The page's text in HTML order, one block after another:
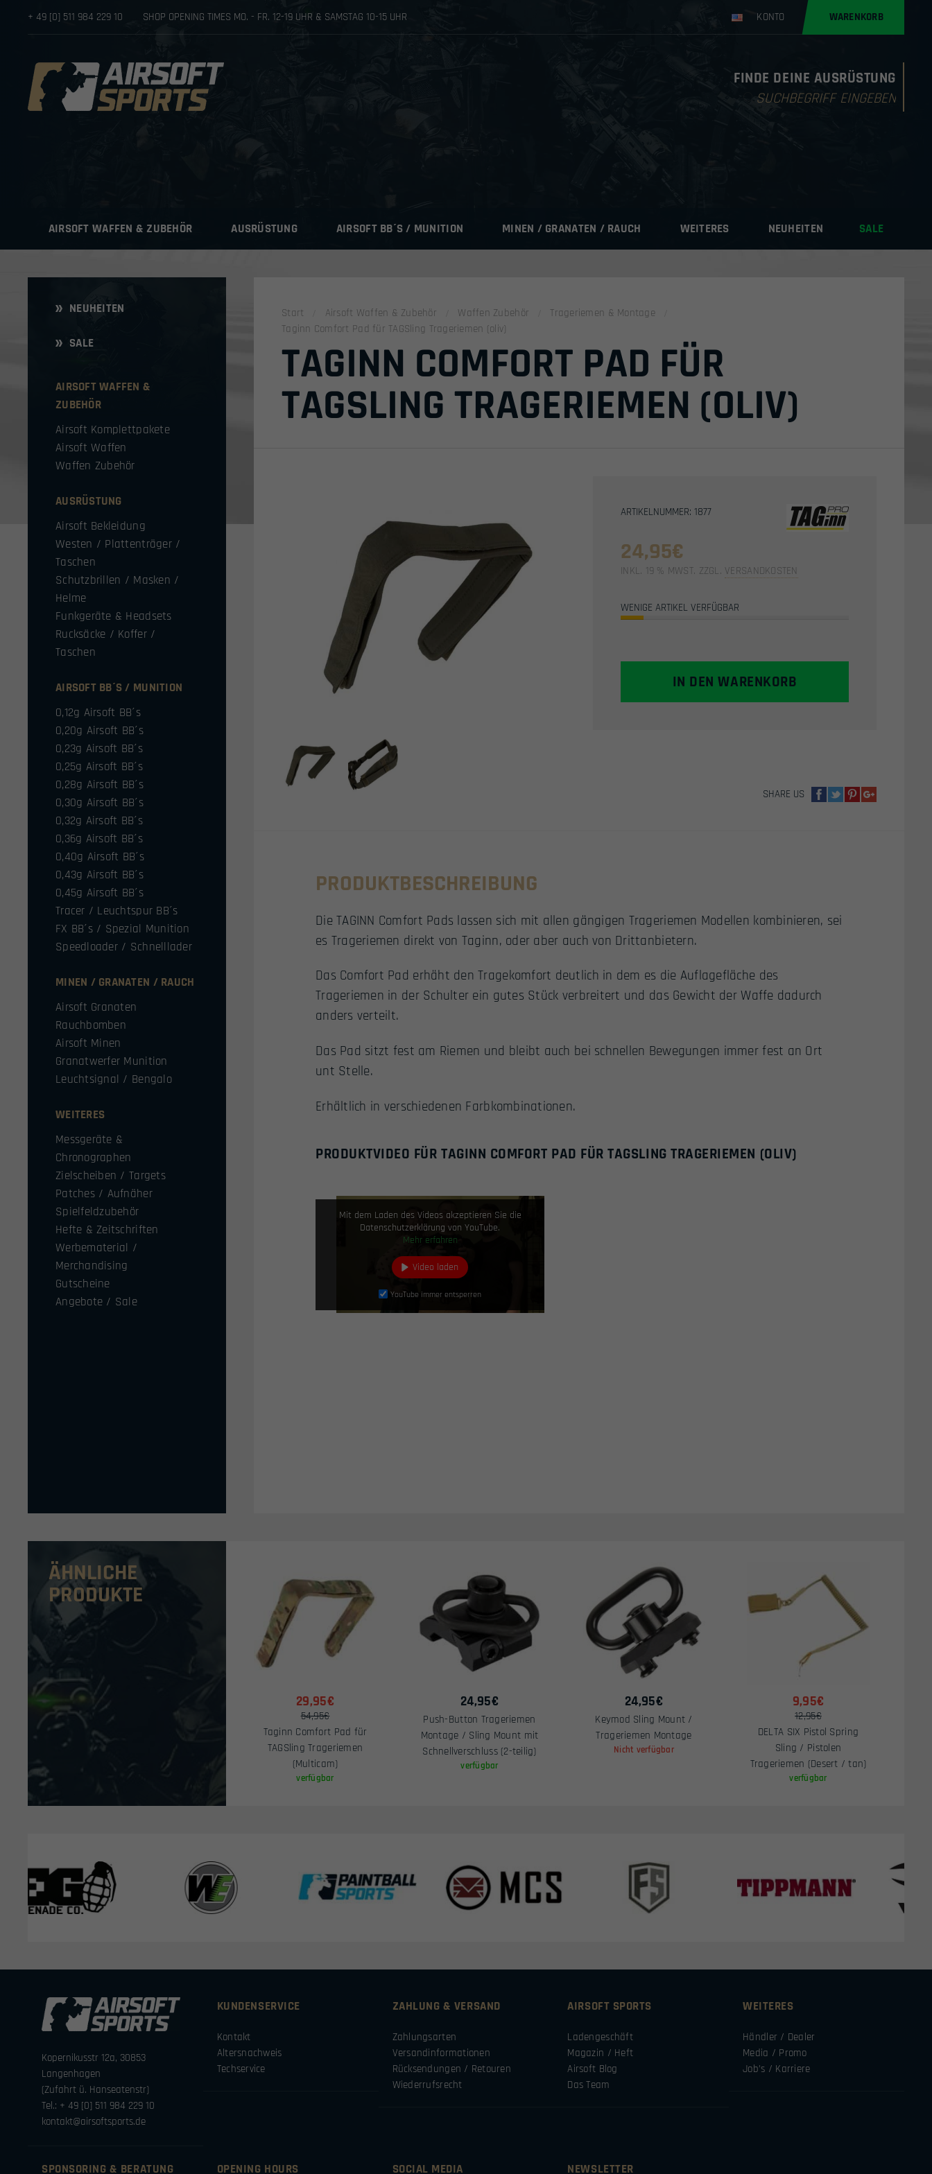
+ 49 [0] 511 984 229 10 SHOP OPENING TIMES MO. - FR. 12-19 UHR & SAMSTAG 10-15 UHR KONTO WARENKORB
FINDE DEINE AUSRÜSTUNG
Products
AIRSOFT WAFFEN & ZUBEHÖR AUSRÜSTUNG AIRSOFT BB´S / MUNITION MINEN / GRANATEN / RAUCH WEITERES NEUHEITEN SALE
NEUHEITEN
SALE
AIRSOFT WAFFEN &
ZUBEHÖR
Airsoft Komplettpakete
Airsoft Waffen
Waffen Zubehör
AUSRÜSTUNG
Airsoft Bekleidung
Westen / Plattenträger /
Taschen
Schutzbrillen / Masken /
Helme
Funkgeräte & Headsets
Rucksäcke / Koffer /
Taschen
AIRSOFT BB´S / MUNITION
0,12g Airsoft BB´s
0,20g Airsoft BB´s
0,23g Airsoft BB´s
0,25g Airsoft BB´s
0,28g Airsoft BB´s
0,30g Airsoft BB´s
0,32g Airsoft BB´s
0,36g Airsoft BB´s
0,40g Airsoft BB´s
0,43g Airsoft BB´s
0,45g Airsoft BB´s
Tracer / Leuchtspur BB´s
FX BB´s / Spezial Munition
Speedloader / Schnelllader
MINEN / GRANATEN / RAUCH
Airsoft Granaten
Rauchbomben
Airsoft Minen
Granatwerfer Munition
Leuchtsignal / Bengalo
WEITERES
Messgeräte &
Chronographen
Zielscheiben / Targets
Patches / Aufnäher
Spielfeldzubehör
Hefte & Zeitschriften
Werbematerial /
Merchandising
Gutscheine
Angebote / Sale
Start Airsoft Waffen & Zubehör Waffen Zubehör
Trageriemen & Montage
Taginn Comfort Pad für TAGSling Trageriemen (oliv)
TAGINN COMFORT PAD FÜR
TAGSLING TRAGERIEMEN (OLIV)
ARTIKELNUMMER: 1877
24,95€
INKL. 19 % MWST. ZZGL. VERSANDKOSTEN
WENIGE ARTIKEL VERFÜGBAR
IN DEN WARENKORB
SHARE US
PRODUKTBESCHREIBUNG
Die TAGINN Comfort Pads lassen sich mit allen gängigen Trageriemen Modellen kombinieren, sei
es Trageriemen direkt von Taginn, oder aber auch von Drittanbietern.
Das Comfort Pad erhäht den Tragekomfort deutlich in dem es die Auflagefläche des
Trageriemen in der Schulter ein gutes Stück verbreitert und das Gewicht der Waffe dadurch
anders verteilt.
Das Pad sitzt fest am Riemen und bleibt auch bei schnellen Bewegungen immer fest an Ort
unt Stelle.
Erhältlich in verschiedenen Farbkombinationen.
PRODUKTVIDEO FÜR TAGINN COMFORT PAD FÜR TAGSLING TRAGERIEMEN (OLIV)
Mit dem Laden des Videos akzeptieren Sie die
Datenschutzerklärung von YouTube.
Mehr erfahren
Video laden
YouTube immer entsperren
ÄHNLICHE
PRODUKTE
29,95€
54,95€
Taginn Comfort Pad für
TAGSling Trageriemen
(Multicam)
verfügbar
24,95€
Push-Button Trageriemen
Montage / Sling Mount mit
Schnellverschluss (2-teilig)
verfügbar
24,95€
Keymod Sling Mount /
Trageriemen Montage
Nicht verfügbar
9,95€
12,95€
DELTA SIX Pistol Spring
Sling / Pistolen
Trageriemen (Desert / tan)
verfügbar
Kopernikusstr 12a, 30853
Langenhagen
(Zufahrt ü. Hanseatenstr)
Tel.: + 49 [0] 511 984 229 10
kontakt@airsoftsports.de
KUNDENSERVICE
Kontakt
Altersnachweis
Techservice
ZAHLUNG & VERSAND
Zahlungsarten
Versandinformationen
Rücksendungen / Retouren
Wiederrufsrecht
AIRSOFT SPORTS
Ladengeschäft
Magazin / Heft
Airsoft Blog
Das Team
WEITERES
Händler / Dealer
Media / Promo
Job’s / Karriere
SPONSORING & BERATUNG OPENING HOURS SOCIAL MEDIA NEWSLETTER